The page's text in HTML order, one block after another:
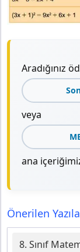
Aradığınız
veya
ana
Önerilen
8. Sınıf